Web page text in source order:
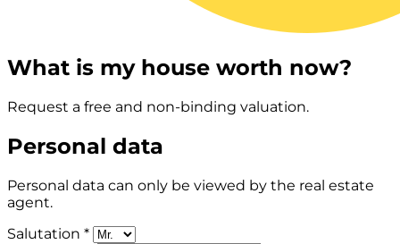
What is my house worth now?
Request a free and non-binding valuation.
Personal data
Personal data can only be viewed by the real estate
agent.
Salutation *